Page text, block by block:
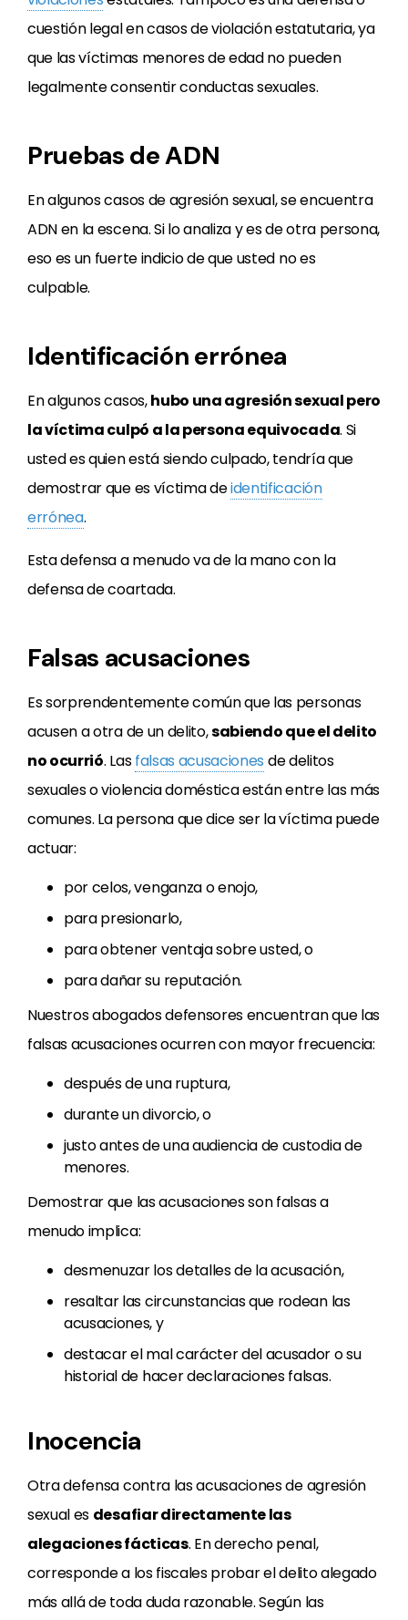
cuestión legal en casos de violación estatutaria, ya
que las víctimas menores de edad no pueden
legalmente consentir conductas sexuales.
Pruebas de ADN
En algunos casos de agresión sexual, se encuentra
ADN en la escena. Si lo analiza y es de otra persona,
eso es un fuerte indicio de que usted no es
culpable.
Identificación errónea
En algunos casos,hubo una agresión sexual pero
la víctima culpó a la persona equivocada. Si
usted es quien está siendo culpado, tendría que
demostrar que es víctima deidentificación
errónea.
Esta defensa a menudo va de la mano con la
defensa de coartada.
Falsas acusaciones
Es sorprendentemente común que las personas
acusen a otra de un delito,sabiendo que el delito
no ocurrió. Lasfalsas acusaciones de delitos
sexuales o violencia doméstica están entre las más
comunes. La persona que dice ser la víctima puede
actuar:
por celos, venganza o enojo,
para presionarlo,
para obtener ventaja sobre usted, o
para dañar su reputación.
Nuestros abogados defensores encuentran que las
falsas acusaciones ocurren con mayor frecuencia:
después de una ruptura,
durante un divorcio, o
justo antes de una audiencia de custodia de
menores.
Demostrar que las acusaciones son falsas a
menudo implica:
desmenuzar los detalles de la acusación,
resaltar las circunstancias que rodean las
acusaciones, y
destacar el mal carácter del acusador o su
historial de hacer declaraciones falsas.
Inocencia
Otra defensa contra las acusaciones de agresión
sexual es desafiar directamente las
alegaciones fácticas. En derecho penal,
corresponde a los fiscales probar el delito alegado
más allá de toda duda razonable. Según las